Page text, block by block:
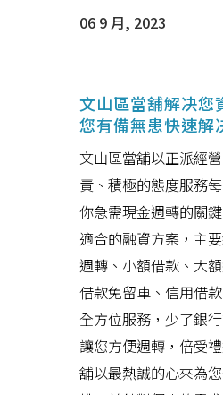
06 9 月, 2023
文山區當舖解决您
您有備無患快速解
文山區當舖以正派經
責、積極的態度服務
你急需現金週轉的關
適合的融資方案，主
週轉、小額借款、大
借款免留車、信用借
全方位服務，少了銀
讓您方便週轉，倍受
舖以最熱誠的心來為